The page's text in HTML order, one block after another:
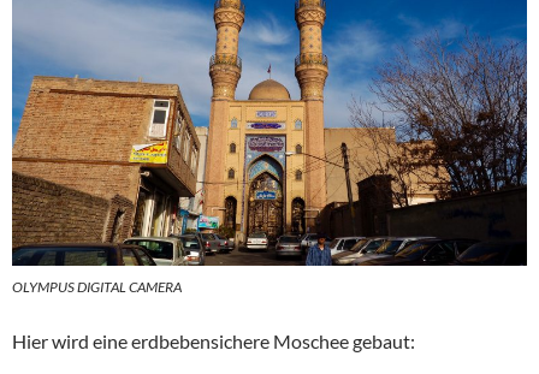
OLYMPUS DIGITAL CAMERA
Hier wird eine erdbebensichere Moschee gebaut: